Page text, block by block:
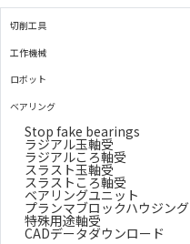
切削工具
工作機械
ロボット
ベアリング
Stop fake bearings
ラジアル玉軸受
ラジアルころ軸受
スラスト玉軸受
スラストころ軸受
ベアリングユニット
プランマブロックハウジング
特殊用途軸受
CADデータダウンロード